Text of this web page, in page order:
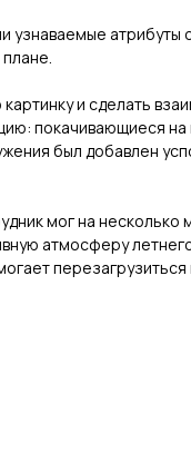
узнаваемые атрибуты
и сделать
покачивающиеся на
был добавлен
мог на несколько
атмосферу
перезагрузиться